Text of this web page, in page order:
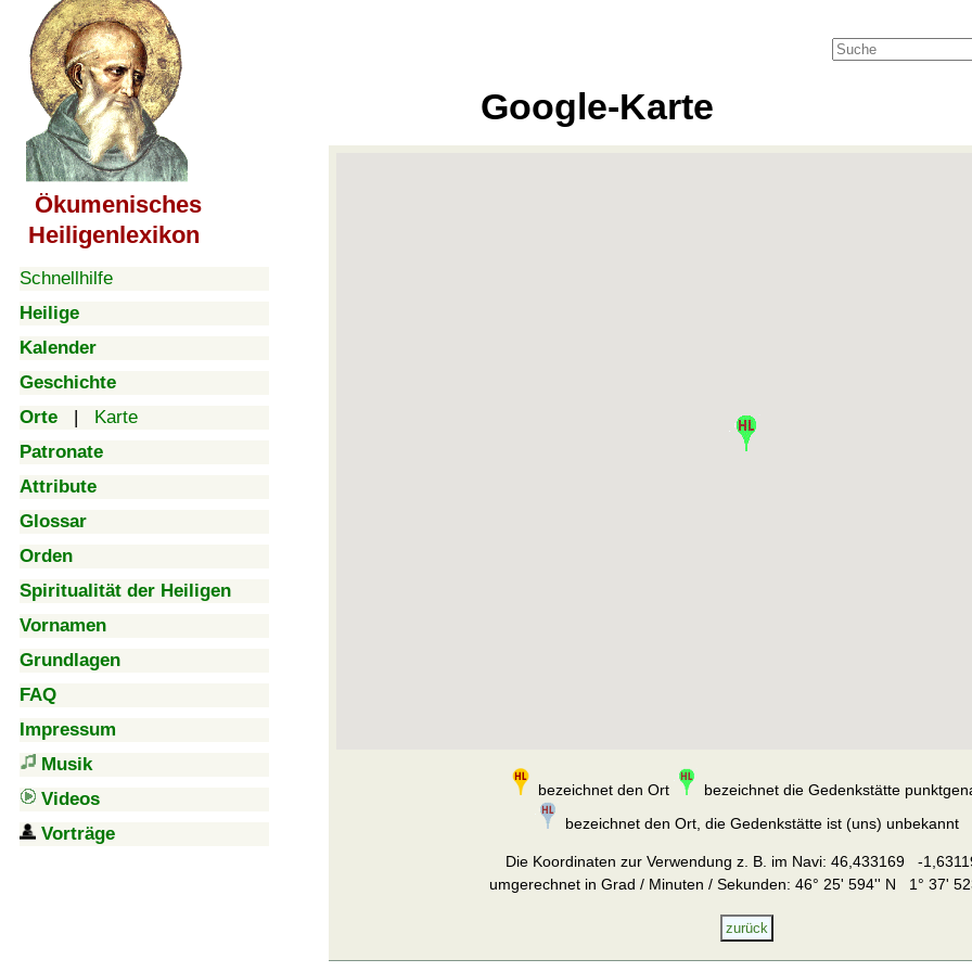
Ökumenisches
Heiligenlexikon
Schnellhilfe
Heilige
Kalender
Geschichte
Orte | Karte
Patronate
Attribute
Glossar
Orden
Spiritualität der Heiligen
Vornamen
Grundlagen
FAQ
Impressum
Musik
Videos
Vorträge
Google-Karte
bezeichnet den Ort
bezeichnet die Gedenkstätte
bezeichnet den Ort, die Gedenkstätte ist (uns) unbekannt
Die Koordinaten zur Verwendung z. B. im Navi: 46,433169 -
umgerechnet in Grad / Minuten / Sekunden: 46° 25' 594'' N 1° 37'